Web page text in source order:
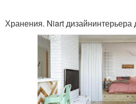
Хранения. Niart дизайнинтерьера